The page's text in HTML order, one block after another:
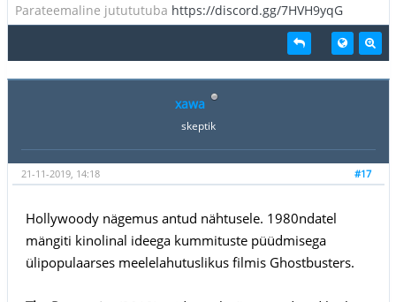
Parateemaline jutututuba https://discord.gg/7HVH9yqG
xawa
skeptik
#17
21-11-2019, 14:18
Hollywoody nägemus antud nähtusele. 1980ndatel
mängiti kinolinal ideega kummituste püüdmisega
ülipopulaarses meelelahutuslikus filmis Ghostbusters.